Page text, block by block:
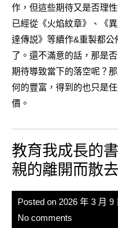
作，但這些期待又是否理
已經從《火焰紋章》、《
達傳説》等續作&重製都公
了。還不滿意的話，那是
期待導致當下的落空呢？
何的豐富，得到的也只是
價。
教育我成長的
親的離開而散去
Posted on 2026 年 3 月 9
No comments